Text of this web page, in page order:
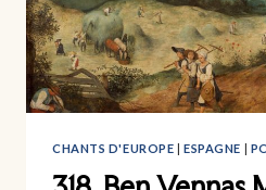
CHANTS D'EUROPE |ESPAGNE